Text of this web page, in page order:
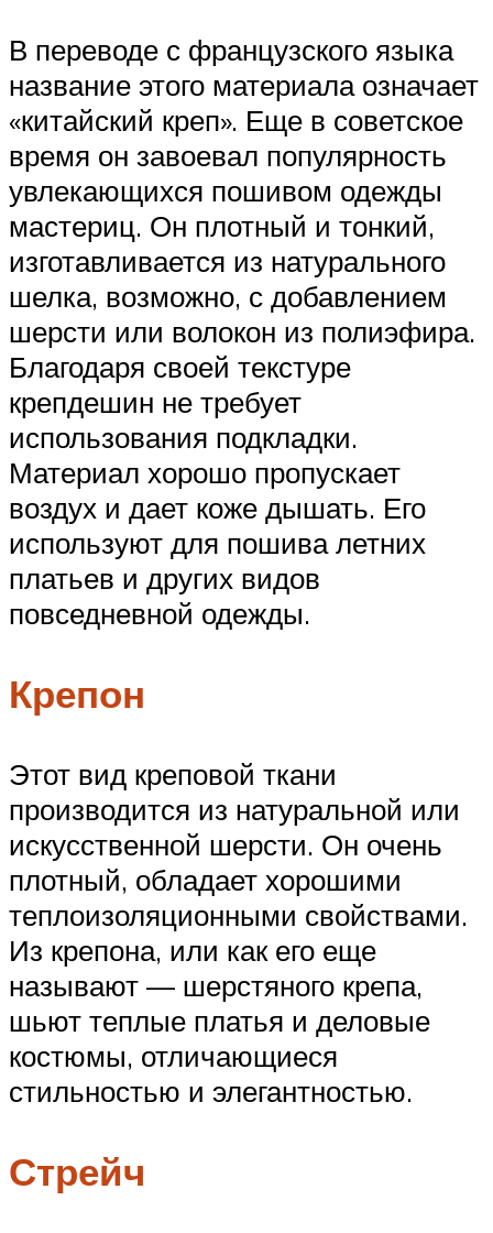
В переводе с французского языка
название этого материала означает
«китайский креп». Еще в советское
время он завоевал популярность
увлекающихся пошивом одежды
мастериц. Он плотный и тонкий,
изготавливается из натурального
шелка, возможно, с добавлением
шерсти или волокон из полиэфира.
Благодаря своей текстуре
крепдешин не требует
использования подкладки.
Материал хорошо пропускает
воздух и дает коже дышать. Его
используют для пошива летних
платьев и других видов
повседневной одежды.
Крепон
Этот вид креповой ткани
производится из натуральной или
искусственной шерсти. Он очень
плотный, обладает хорошими
теплоизоляционными свойствами.
Из крепона, или как его еще
называют — шерстяного крепа,
шьют теплые платья и деловые
костюмы, отличающиеся
стильностью и элегантностью.
Стрейч